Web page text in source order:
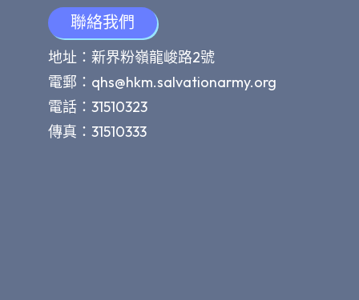
聯絡我們
地址：新界粉嶺龍峻路2號
電郵： qhs@hkm.salvationarmy.org
電話：31510323
傳真：31510333